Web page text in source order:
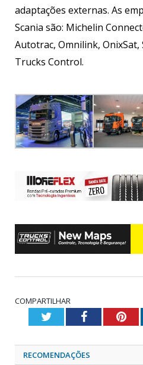
adaptações externas. As
Scania são: Michelin
Autotrac, Omnilink, OnixSat,
Trucks Control.
COMPARTILHAR
TwitterFacebook
RECOMENDAÇÕES